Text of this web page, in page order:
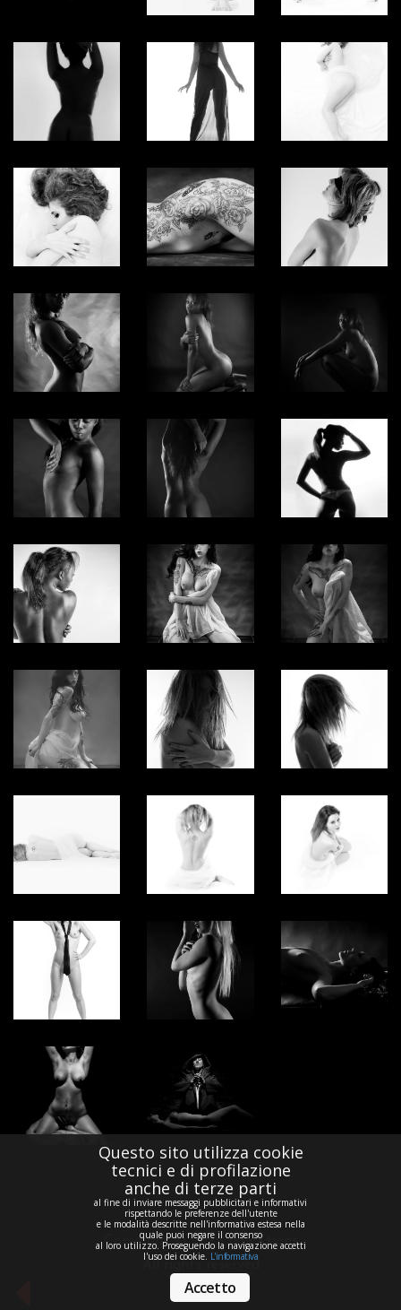
Questo sito utilizza cookie
tecnici e di profilazione
anche di terze parti
al fine di inviare messaggi pubblicitari e informativi
rispettando le preferenze dell'utente
e le modalità descritte nell'informativa estesa nella
quale puoi negare il consenso
al loro utilizzo. Proseguendo la navigazione accetti
l'uso dei cookie. L'informativa
Accetto
Copyright ©2026 refleXtions